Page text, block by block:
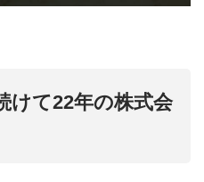
けて22年の株式会